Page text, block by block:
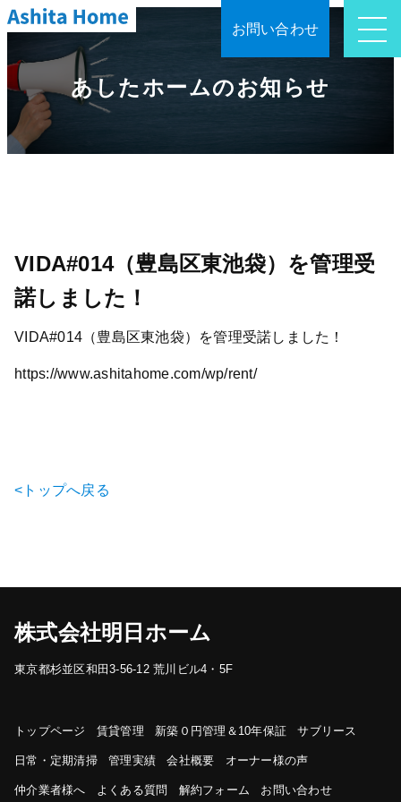
お問い合わせ
あしたホームのお知らせ
VIDA#014（豊島区東池袋）を管理受
諾しました！
VIDA#014（豊島区東池袋）を管理受諾しました！
https://www.ashitahome.com/wp/rent/
<トップへ戻る
株式会社明日ホーム
東京都杉並区和田3-56-12 荒川ビル4・5F
トップページ 賃貸管理 新築０円管理＆10年保証 サブリース
日常・定期清掃 管理実績 会社概要 オーナー様の声
仲介業者様へ よくある質問 解約フォーム お問い合わせ